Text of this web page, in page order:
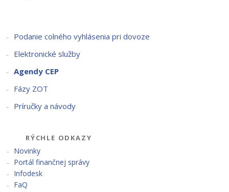
Podanie colného vyhlásenia pri dovoze
Elektronické služby
Agendy CEP
Fázy ZOT
Príručky a návody
RÝCHLE ODKAZY
Novinky
Portál finančnej správy
Infodesk
FaQ